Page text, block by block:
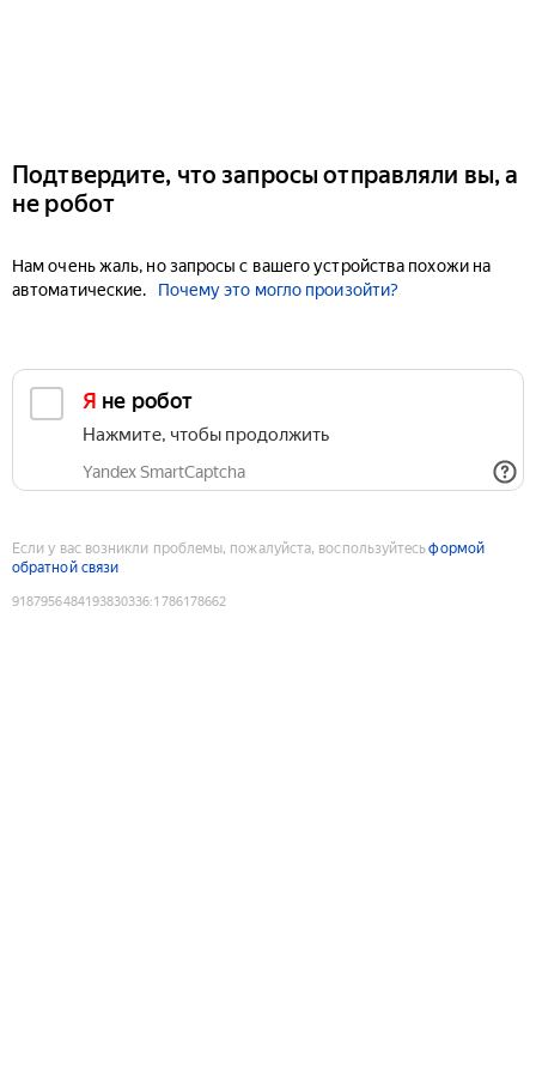
Подтвердите, что запросы отправляли вы, а
не робот
Нам очень жаль, но запросы с вашего устройства похожи на
автоматические.
Почему это могло произойти?
Я не робот
Нажмите, чтобы продолжить
Yandex SmartCaptcha
Если у вас возникли проблемы, пожалуйста, воспользуйтесьформой
обратной связи
9187956484193830336:1786178662